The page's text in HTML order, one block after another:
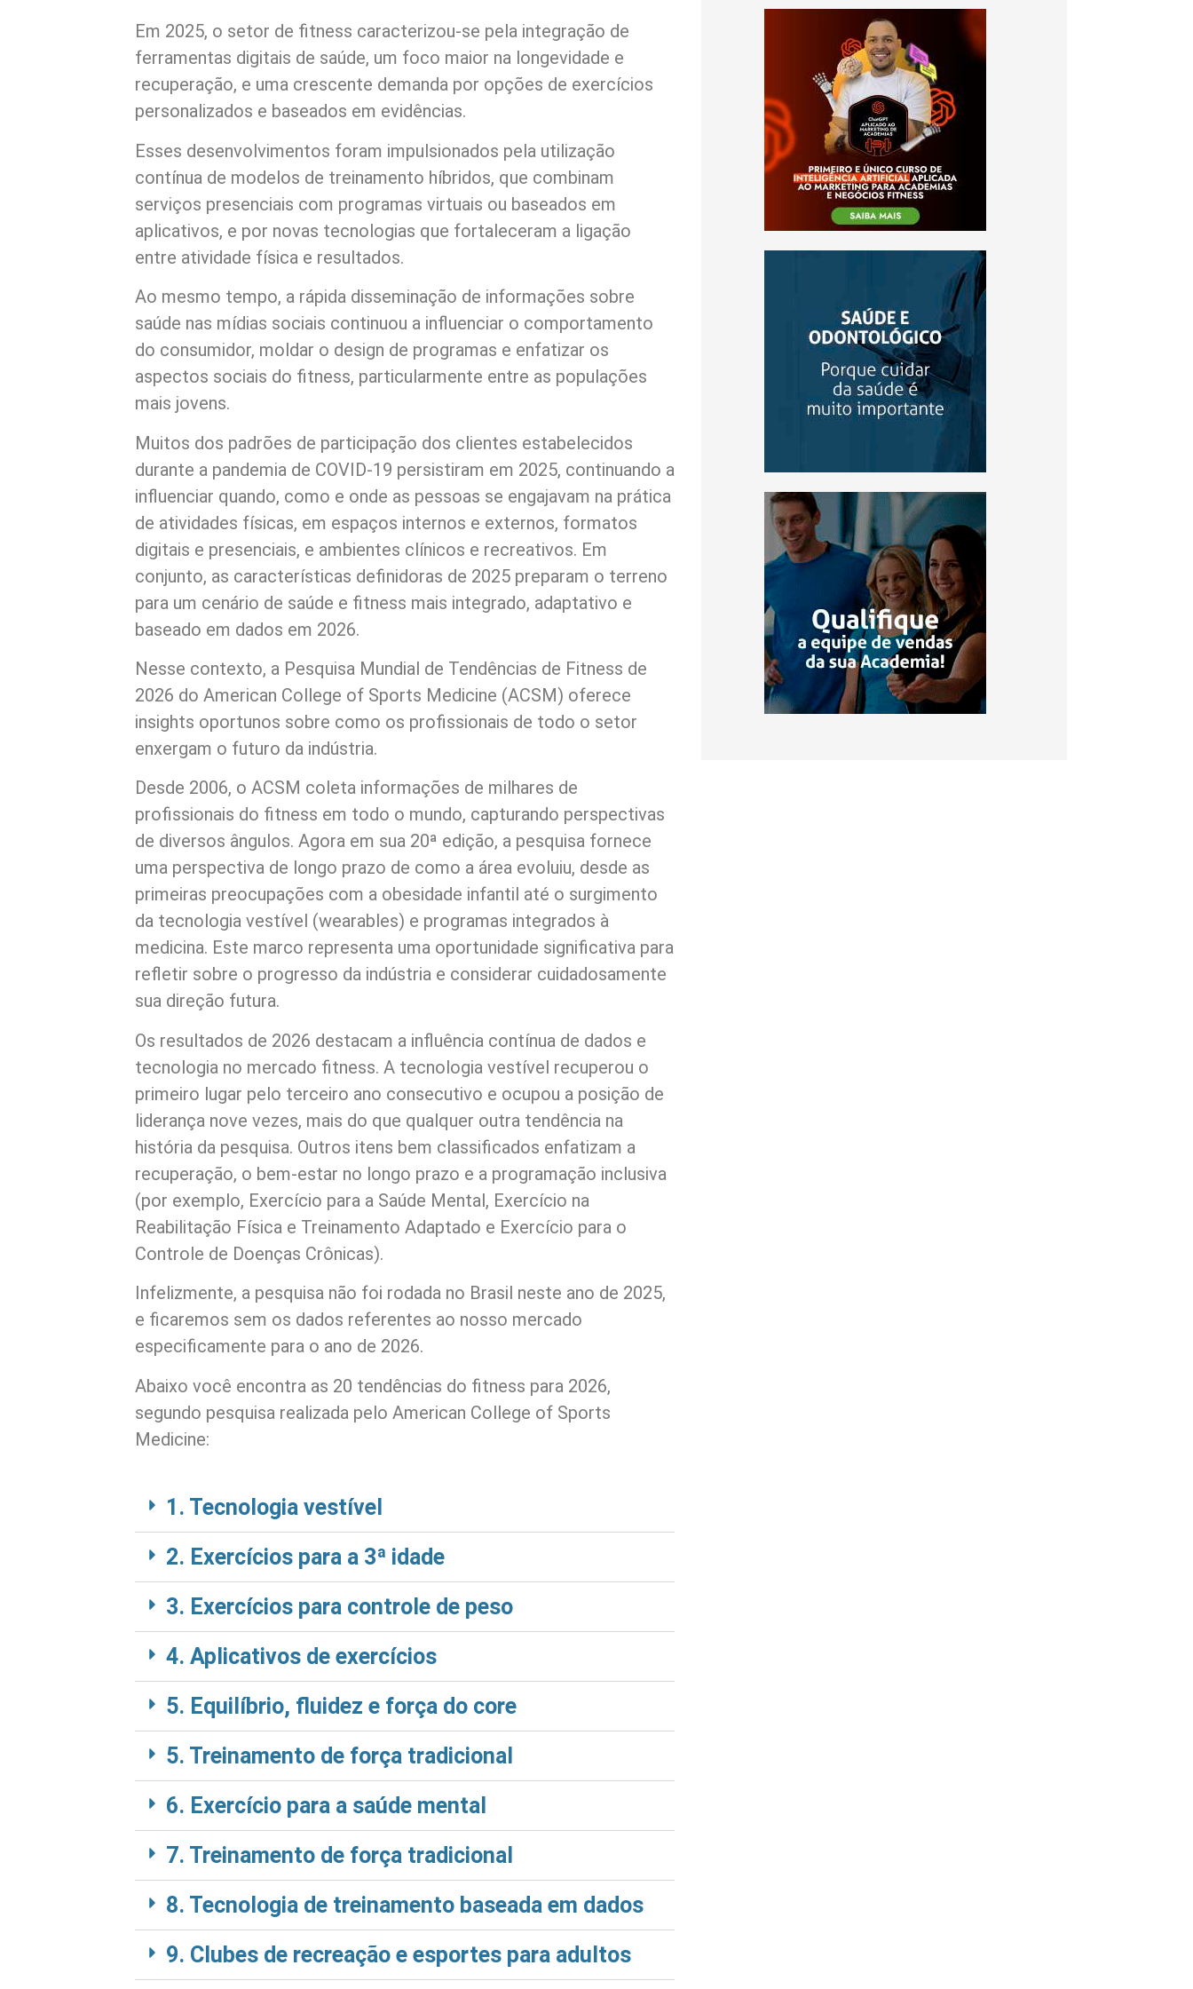
Em 2025, o setor de fitness caracterizou-se pela integração de
ferramentas digitais de saúde, um foco maior na longevidade e
recuperação, e uma crescente demanda por opções de exercícios
personalizados e baseados em evidências.
Esses desenvolvimentos foram impulsionados pela utilização
contínua de modelos de treinamento híbridos, que combinam
serviços presenciais com programas virtuais ou baseados em
aplicativos, e por novas tecnologias que fortaleceram a ligação
entre atividade física e resultados.
Ao mesmo tempo, a rápida disseminação de informações sobre
saúde nas mídias sociais continuou a influenciar o comportamento
do consumidor, moldar o design de programas e enfatizar os
aspectos sociais do fitness, particularmente entre as populações
mais jovens.
Muitos dos padrões de participação dos clientes estabelecidos
durante a pandemia de COVID-19 persistiram em 2025, continuando a
influenciar quando, como e onde as pessoas se engajavam na prática
de atividades físicas, em espaços internos e externos, formatos
digitais e presenciais, e ambientes clínicos e recreativos. Em
conjunto, as características definidoras de 2025 preparam o terreno
para um cenário de saúde e fitness mais integrado, adaptativo e
baseado em dados em 2026.
Nesse contexto, a Pesquisa Mundial de Tendências de Fitness de
2026 do American College of Sports Medicine (ACSM) oferece
insights oportunos sobre como os profissionais de todo o setor
enxergam o futuro da indústria.
Desde 2006, o ACSM coleta informações de milhares de
profissionais do fitness em todo o mundo, capturando perspectivas
de diversos ângulos. Agora em sua 20ª edição, a pesquisa fornece
uma perspectiva de longo prazo de como a área evoluiu, desde as
primeiras preocupações com a obesidade infantil até o surgimento
da tecnologia vestível (wearables) e programas integrados à
medicina. Este marco representa uma oportunidade significativa para
refletir sobre o progresso da indústria e considerar cuidadosamente
sua direção futura.
Os resultados de 2026 destacam a influência contínua de dados e
tecnologia no mercado fitness. A tecnologia vestível recuperou o
primeiro lugar pelo terceiro ano consecutivo e ocupou a posição de
liderança nove vezes, mais do que qualquer outra tendência na
história da pesquisa. Outros itens bem classificados enfatizam a
recuperação, o bem-estar no longo prazo e a programação inclusiva
(por exemplo, Exercício para a Saúde Mental, Exercício na
Reabilitação Física e Treinamento Adaptado e Exercício para o
Controle de Doenças Crônicas).
Infelizmente, a pesquisa não foi rodada no Brasil neste ano de 2025,
e ficaremos sem os dados referentes ao nosso mercado
especificamente para o ano de 2026.
Abaixo você encontra as 20 tendências do fitness para 2026,
segundo pesquisa realizada pelo American College of Sports
Medicine:
1. Tecnologia vestível
2. Exercícios para a 3ª idade
3. Exercícios para controle de peso
4. Aplicativos de exercícios
5. Equilíbrio, fluidez e força do core
5. Treinamento de força tradicional
6. Exercício para a saúde mental
7. Treinamento de força tradicional
8. Tecnologia de treinamento baseada em dados
9. Clubes de recreação e esportes para adultos